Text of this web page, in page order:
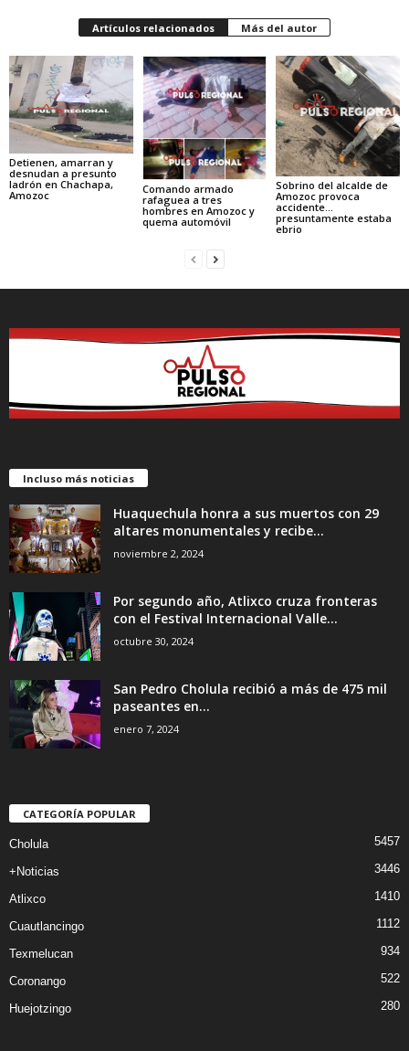
Artículos relacionados Más del autor
Detienen, amarran y
desnudan a presunto
ladrón en Chachapa,
Amozoc
Comando armado
rafaguea a tres
hombres en Amozoc y
quema automóvil
Sobrino del alcalde de
Amozoc provoca
accidente…
presuntamente estaba
ebrio
Incluso más noticias
Huaquechula honra a sus muertos con 29
altares monumentales y recibe...
noviembre 2, 2024
Por segundo año, Atlixco cruza fronteras
con el Festival Internacional Valle...
octubre 30, 2024
San Pedro Cholula recibió a más de 475 mil
paseantes en...
enero 7, 2024
CATEGORÍA POPULAR
Cholula 5457
+Noticias 3446
Atlixco 1410
Cuautlancingo 1112
Texmelucan 934
Coronango 522
Huejotzingo 280